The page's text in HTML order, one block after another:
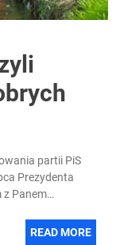
partii PiS
Prezydenta
z Panem
READ MORE